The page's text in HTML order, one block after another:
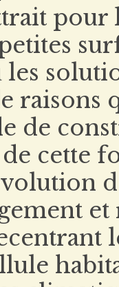
de
cette